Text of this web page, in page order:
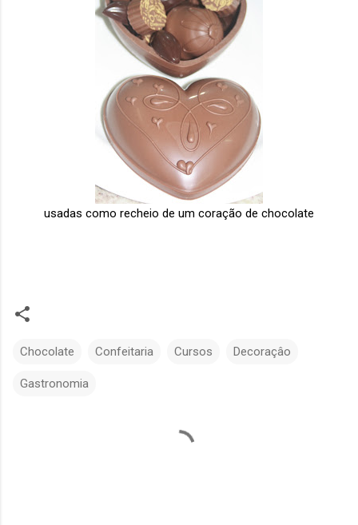
usadas como recheio de um coração de chocolate
Chocolate Confeitaria Cursos Decoraçâo
Gastronomia